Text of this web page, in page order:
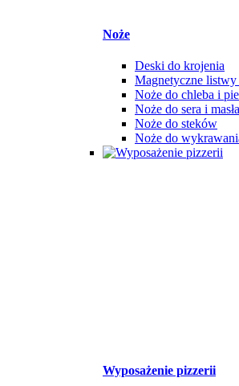
Noże
Deski do krojenia
Magnetyczne listwy
Noże do chleba i
Noże do sera i masła
Noże do steków
Noże do
Wyposażenie pizzerii